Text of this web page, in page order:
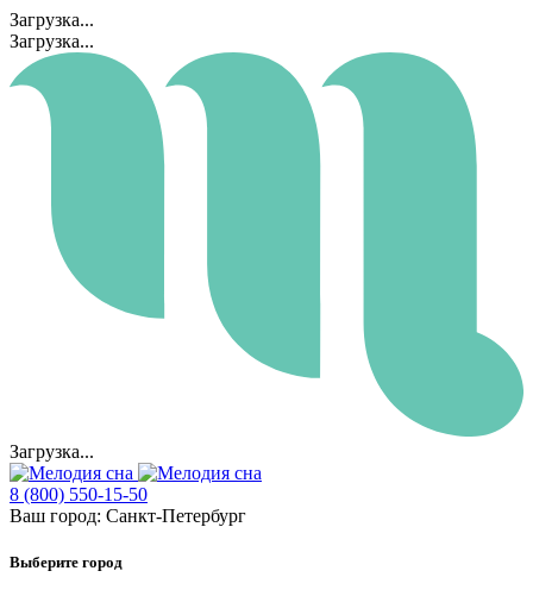
Загрузка...
Загрузка...
Загрузка...
8 (800) 550-15-50
Ваш город: Санкт-Петербург
Выберите город